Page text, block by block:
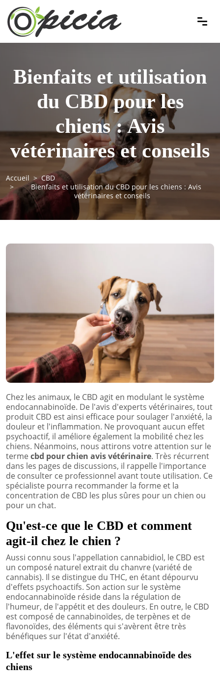
Bienfaits et utilisation
du CBD pour les
chiens : Avis
vétérinaires et conseils
Accueil
CBD
Bienfaits et utilisation du CBD pour les chiens : Avis
vétérinaires et conseils
Chez les animaux, le CBD agit en modulant le système
endocannabinoïde. De l'avis d'experts vétérinaires, tout
produit CBD est ainsi efficace pour soulager l'anxiété, la
douleur et l'inflammation. Ne provoquant aucun effet
psychoactif, il améliore également la mobilité chez les
chiens. Néanmoins, nous attirons votre attention sur le
termecbd pour chien avis vétérinaire. Très récurrent
dans les pages de discussions, il rappelle l'importance
de consulter ce professionnel avant toute utilisation. Ce
spécialiste pourra recommander la forme et la
concentration de CBD les plus sûres pour un chien ou
pour un chat.
Qu'est-ce que le CBD et comment
agit-il chez le chien ?
Aussi connu sous l'appellation cannabidiol, le CBD est
un composé naturel extrait du chanvre (variété de
cannabis). Il se distingue du THC, en étant dépourvu
d'effets psychoactifs. Son action sur le système
endocannabinoïde réside dans la régulation de
l'humeur, de l'appétit et des douleurs. En outre, le CBD
est composé de cannabinoïdes, de terpènes et de
flavonoïdes, des éléments qui s'avèrent être très
bénéfiques sur l'état d'anxiété.
L'effet sur le système endocannabinoïde des
chiens